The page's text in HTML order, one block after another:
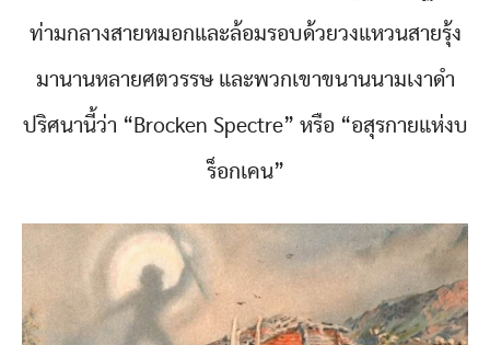
ท่ามกลางสายหมอกและล้อมรอบด้วยวงแหวนสายรุ้ง
มานานหลายศตวรรษ และพวกเขาขนานนามเงาดำ
ปริศนานี้ว่า “Brocken Spectre” หรือ “อสุรกายแห่งบ
ร็อกเคน”